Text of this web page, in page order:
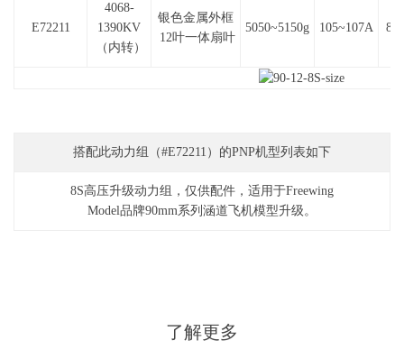
E72211
4068-
1390KV
（内转）
银色金属外框
12叶一体扇叶
5050~5150g 105~107A 8S
搭配此动力组（#E72211）的PNP机型列表如下
8S高压升级动力组，仅供配件，适用于Freewing
Model品牌90mm系列涵道飞机模型升级。
了解更多